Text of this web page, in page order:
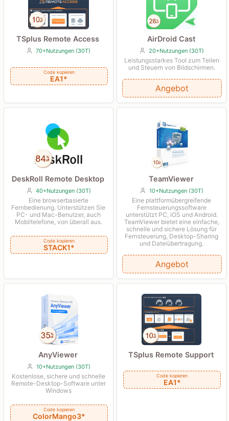
TSplus Remote Access
70+Nutzungen (30T)
Code kopieren
EA1*
AirDroid Cast
20+Nutzungen (30T)
Leistungsstarkes Tool zum Teilen
und Steuern von Bildschirmen.
Angebot
DeskRoll Remote Desktop
40+Nutzungen (30T)
Eine browserbasierte
Fernbedienung. Unterstützen Sie
PC- und Mac-Benutzer, auch
Mobiltelefone, von überall aus.
Code kopieren
STACK1*
TeamViewer
10+Nutzungen (30T)
Eine plattformübergreifende
Fernsteuerungssoftware
unterstützt PC, iOS und Android.
TeamViewer bietet eine einfache,
schnelle und sichere Lösung für
Fernsteuerung, Desktop-Sharing
und Dateiübertragung.
Angebot
AnyViewer
10+Nutzungen (30T)
Kostenlose, sichere und schnelle
Remote-Desktop-Software unter
Windows
Code kopieren
ColorMango3*
TSplus Remote Support
Code kopieren
EA1*